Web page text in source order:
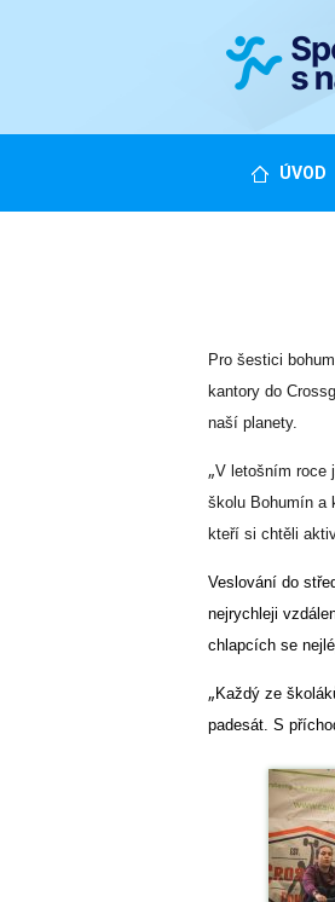
ÚVOD
Pro šestici
kantory do
naší planety.
„V letošním roce
školu Bohumín a
kteří si chtěli
Veslování do
nejrychleji
chlapcích se
„ Každý ze
padesát. S